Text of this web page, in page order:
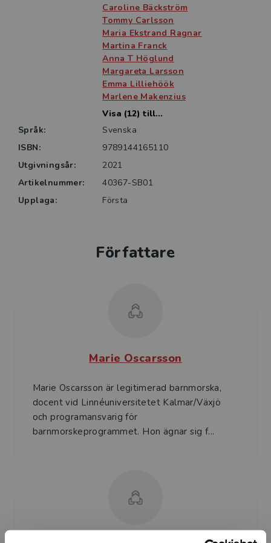
gynekologi och förutsätter att läsaren har
grundkunskaper inom de olika ämnesområdena.
Caroline Bäckström
Tommy Carlsson
Maria Ekstrand Ragnar
Martina Franck
Anna T Höglund
Margareta Larsson
Emma Lilliehöök
Marlene Makenzius
Visa (12) till...
Språk:
Svenska
ISBN:
9789144165110
Utgivningsår:
2021
Artikelnummer:
40367-SB01
Upplaga:
Första
Författare
Marie Oscarsson
Marie Oscarsson är legitimerad barnmorska,
docent vid Linnéuniversitetet Kalmar/Växjö
och programansvarig för
barnmorskeprogrammet. Hon ägnar sig f...